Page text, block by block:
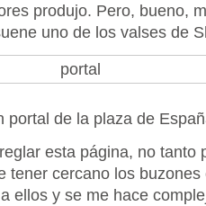
produjo. Pero, bueno,
uno de los valses de
portal de la plaza de
esta página, no tanto
tener cercano los
ellos y se me hace